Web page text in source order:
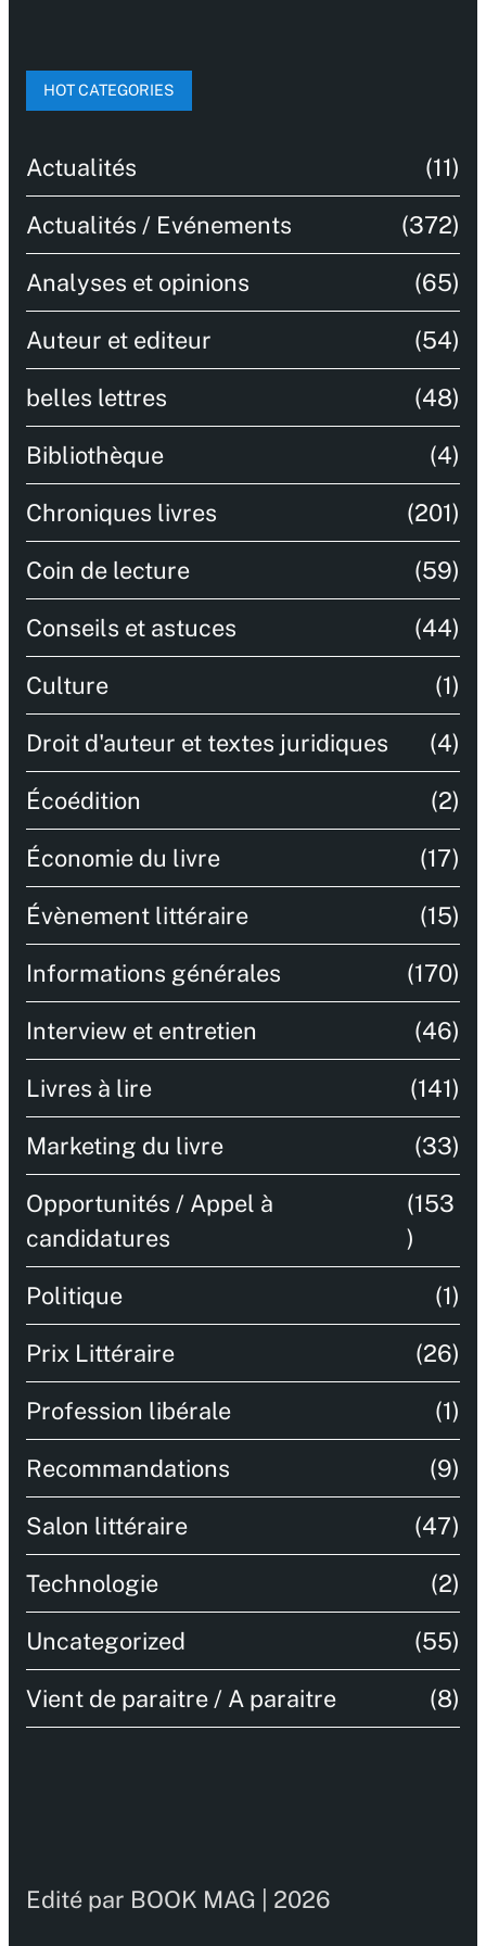
HOT CATEGORIES
Actualités (11)
Actualités / Evénements (372)
Analyses et opinions (65)
Auteur et editeur (54)
belles lettres (48)
Bibliothèque (4)
Chroniques livres (201)
Coin de lecture (59)
Conseils et astuces (44)
Culture (1)
Droit d'auteur et textes juridiques (4)
Écoédition (2)
Économie du livre (17)
Évènement littéraire (15)
Informations générales (170)
Interview et entretien (46)
Livres à lire (141)
Marketing du livre (33)
Opportunités / Appel à
candidatures
(153
)
Politique (1)
Prix Littéraire (26)
Profession libérale (1)
Recommandations (9)
Salon littéraire (47)
Technologie (2)
Uncategorized (55)
Vient de paraitre / A paraitre (8)
Edité par BOOK MAG | 2026